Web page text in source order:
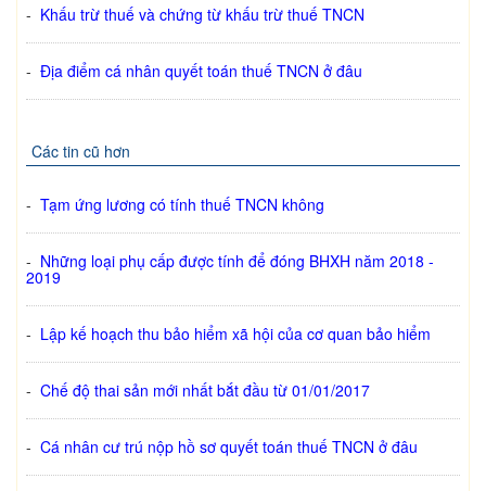
- Khấu trừ thuế và chứng từ khấu trừ thuế TNCN
- Địa điểm cá nhân quyết toán thuế TNCN ở đâu
Các tin cũ hơn
- Tạm ứng lương có tính thuế TNCN không
- Những loại phụ cấp được tính để đóng BHXH năm 2018 -
2019
- Lập kế hoạch thu bảo hiểm xã hội của cơ quan bảo hiểm
- Chế độ thai sản mới nhất bắt đầu từ 01/01/2017
- Cá nhân cư trú nộp hồ sơ quyết toán thuế TNCN ở đâu